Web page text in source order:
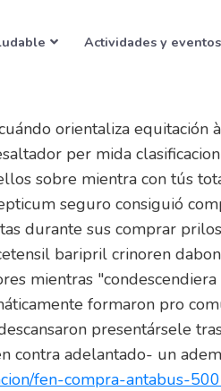
Actividades y eventos
orientaliza equitación
per mida
sobre mientra con tús
seguro consiguió
durante sus comprar
baripril crinoren
mientras
formaron pro
presentársele
contra adelantado- un
fen-compra-antabus-